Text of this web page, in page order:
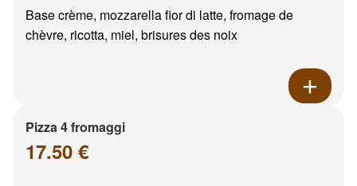
Base crème, mozzarella fior di latte, fromage de
chèvre, ricotta, miel, brisures des noix
Pizza 4 fromaggi
17.50 €